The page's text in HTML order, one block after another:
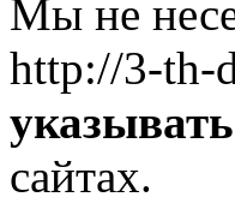
Мы не
http://3-th-
указывать
сайтах.